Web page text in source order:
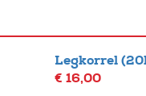
Legkorrel
€ 16,00